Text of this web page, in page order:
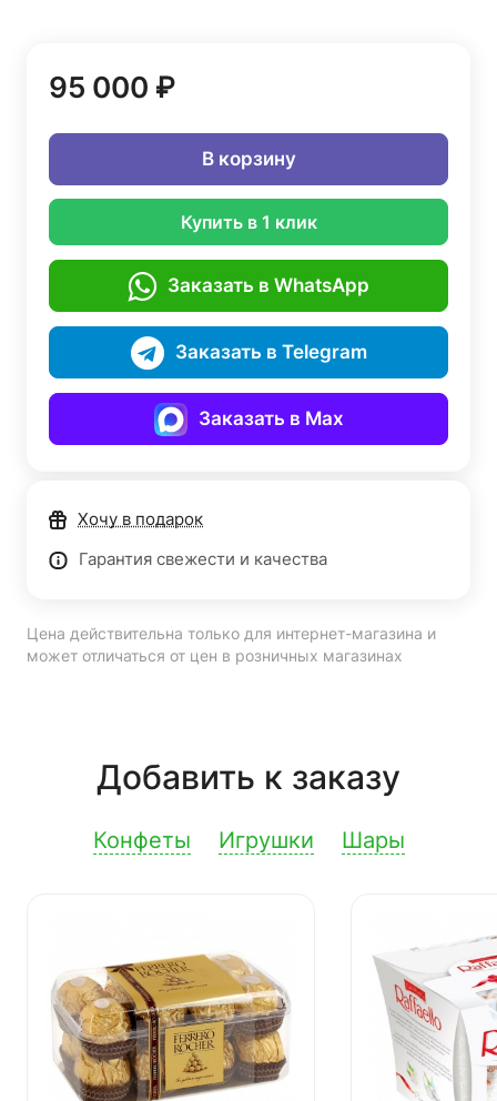
95 000 ₽
В корзину
Купить в 1 клик
Заказать в WhatsApp
Заказать в Telegram
Заказать в Max
Хочу в подарок
Гарантия свежести и качества
Цена действительна только для интернет-магазина и
может отличаться от цен в розничных магазинах
Добавить к заказу
Конфеты Игрушки Шары